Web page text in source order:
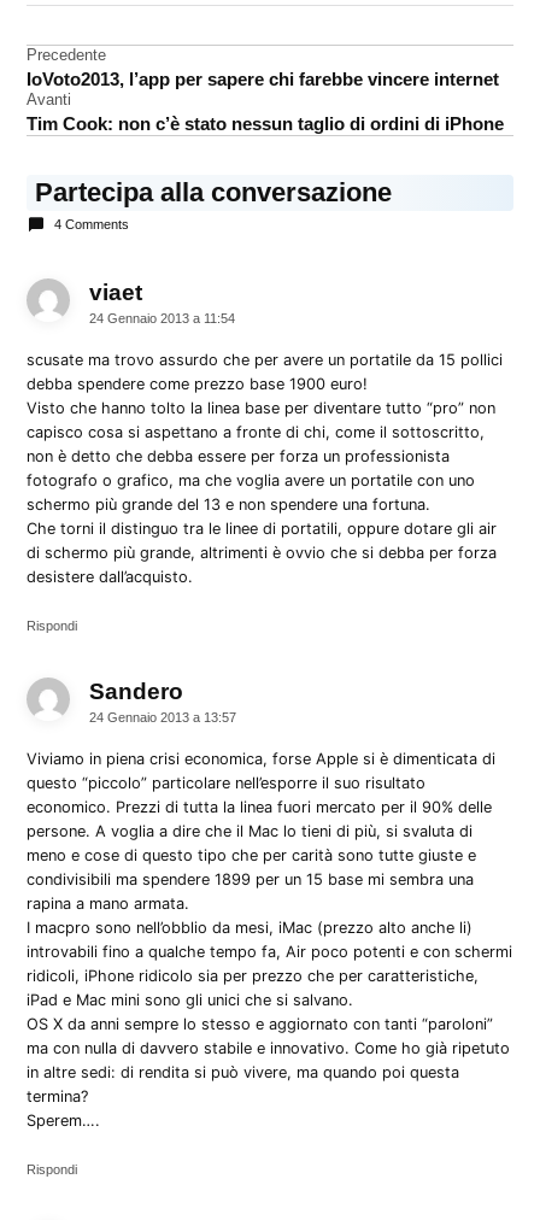
Mac
Navigazione
articoli
Precedente
IoVoto2013, l’app per sapere chi farebbe vincere internet
Avanti
Tim Cook: non c’è stato nessun taglio di ordini di iPhone
Partecipa alla conversazione
4 Comments
viaetdice:
24 Gennaio 2013 a 11:54
scusate ma trovo assurdo che per avere un portatile da 15 pollici
debba spendere come prezzo base 1900 euro!
Visto che hanno tolto la linea base per diventare tutto “pro” non
capisco cosa si aspettano a fronte di chi, come il sottoscritto,
non è detto che debba essere per forza un professionista
fotografo o grafico, ma che voglia avere un portatile con uno
schermo più grande del 13 e non spendere una fortuna.
Che torni il distinguo tra le linee di portatili, oppure dotare gli air
di schermo più grande, altrimenti è ovvio che si debba per forza
desistere dall’acquisto.
Rispondi
Sandero
24 Gennaio 2013 a 13:57
Viviamo in piena crisi economica, forse Apple si è dimenticata di
questo “piccolo” particolare nell’esporre il suo risultato
economico. Prezzi di tutta la linea fuori mercato per il 90% delle
persone. A voglia a dire che il Mac lo tieni di più, si svaluta di
meno e cose di questo tipo che per carità sono tutte giuste e
condivisibili ma spendere 1899 per un 15 base mi sembra una
rapina a mano armata.
I macpro sono nell’obblio da mesi, iMac (prezzo alto anche li)
introvabili fino a qualche tempo fa, Air poco potenti e con schermi
ridicoli, iPhone ridicolo sia per prezzo che per caratteristiche,
iPad e Mac mini sono gli unici che si salvano.
OS X da anni sempre lo stesso e aggiornato con tanti “paroloni”
ma con nulla di davvero stabile e innovativo. Come ho già ripetuto
in altre sedi: di rendita si può vivere, ma quando poi questa
termina?
Sperem….
Rispondi